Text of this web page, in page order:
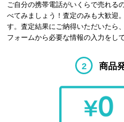
ご自分の携帯電話がいくらで売れる
べてみましょう！査定のみも大歓迎
す。査定結果にご納得いただいたら
フォームから必要な情報の入力をし
2 商品